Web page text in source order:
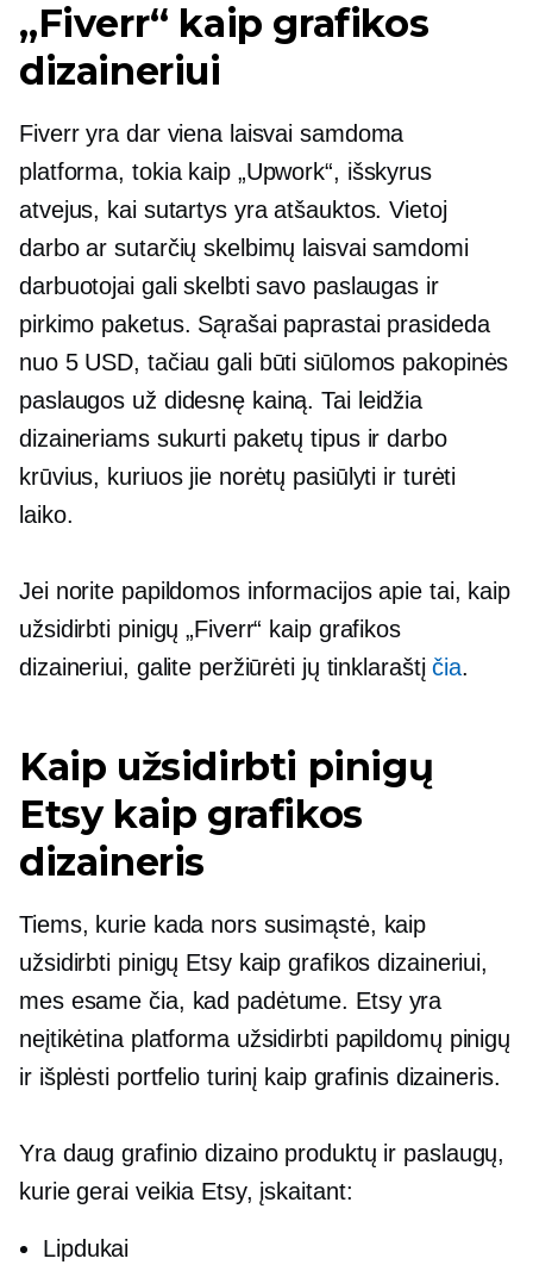
„Fiverr“ kaip grafikos
dizaineriui
Fiverr yra dar viena laisvai samdoma
platforma, tokia kaip „Upwork“, išskyrus
atvejus, kai sutartys yra atšauktos. Vietoj
darbo ar sutarčių skelbimų laisvai samdomi
darbuotojai gali skelbti savo paslaugas ir
pirkimo paketus. Sąrašai paprastai prasideda
nuo 5 USD, tačiau gali būti siūlomos pakopinės
paslaugos už didesnę kainą. Tai leidžia
dizaineriams sukurti paketų tipus ir darbo
krūvius, kuriuos jie norėtų pasiūlyti ir turėti
laiko.
Jei norite papildomos informacijos apie tai, kaip
užsidirbti pinigų „Fiverr“ kaip grafikos
dizaineriui, galite peržiūrėti jų tinklaraštįčia.
Kaip užsidirbti pinigų
Etsy kaip grafikos
dizaineris
Tiems, kurie kada nors susimąstė, kaip
užsidirbti pinigų Etsy kaip grafikos dizaineriui,
mes esame čia, kad padėtume. Etsy yra
neįtikėtina platforma užsidirbti papildomų pinigų
ir išplėsti portfelio turinį kaip grafinis dizaineris.
Yra daug grafinio dizaino produktų ir paslaugų,
kurie gerai veikia Etsy, įskaitant:
Lipdukai